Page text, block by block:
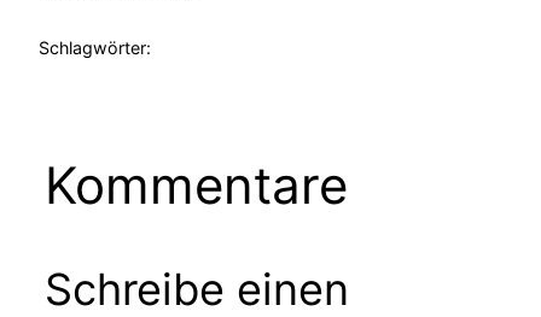
Schlagwörter:
Kommentare
Schreibe einen